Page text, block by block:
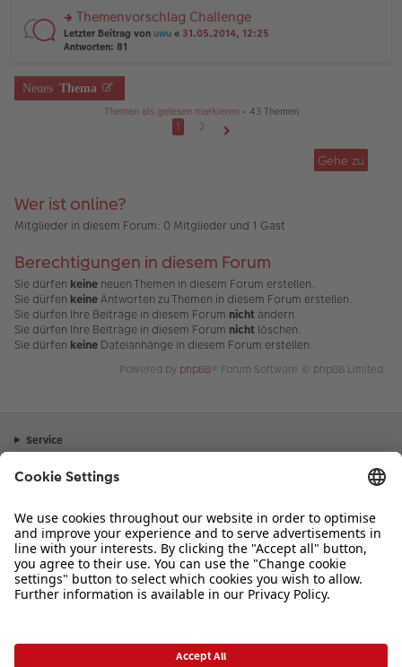
ger
B
ei
tr
g
el
es
e
B
ei
rs
te
n
g
tr
a
g
Themenvorschlag Challenge
Letzter Beitrag von uwu « 31.05.2014, 12:25
Antworten: 81
Neues Thema
Themen als gelesen markieren• 43 Themen
1
2
Gehe zu
Wer ist online?
Mitglieder in diesem Forum: 0 Mitglieder und 1 Gast
Berechtigungen in diesem Forum
Sie dürfen keine neuen Themen in diesem Forum erstellen.
Sie dürfen keineAntworten zu Themen in diesem Forum erstellen.
Sie dürfen Ihre Beiträge in diesem Forum nicht ändern.
Sie dürfen Ihre Beiträge in diesem Forum nicht löschen.
Sie dürfen keine Dateianhänge in diesem Forum erstellen.
Powered by phpBB® Forum Software © phpBB Limited
Service
Sortiment
Inspiration